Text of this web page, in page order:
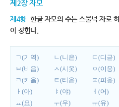
제2장 자모
제4항 한글 자모의 수는 스물넉 자로
이 정한다.
ㄱ(기역) ㄴ(니은) ㄷ(디귿)
ㅂ(비읍)
ㅅ(시옷) ㅇ(이응)
ㅋ(키읔)
ㅌ(티읕) ㅍ(피읖)
ㅏ(아)
ㅑ(야) ㅓ(어)
ㅛ(요)
ㅜ(우) ㅠ(유)